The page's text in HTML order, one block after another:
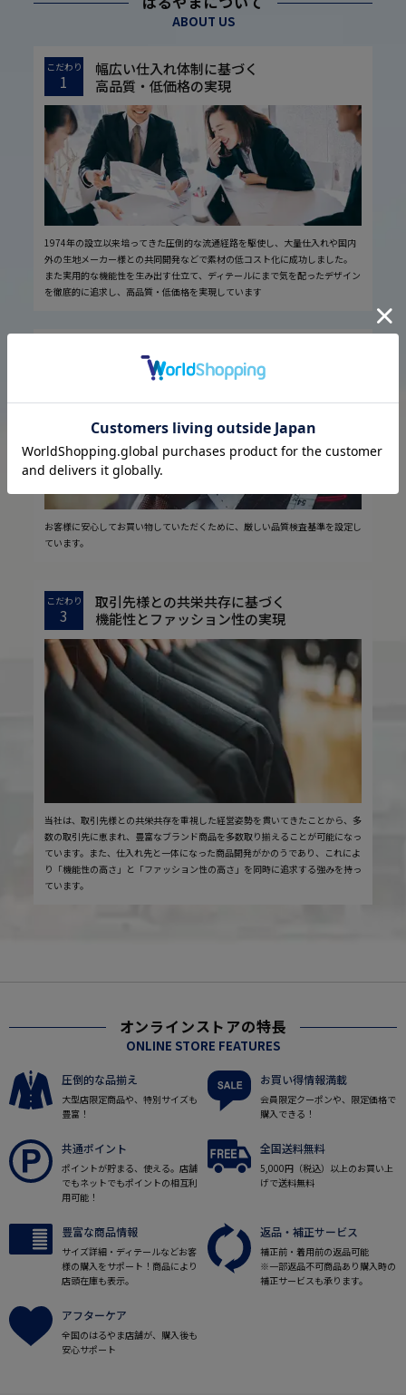
ABOUT US
こだわり
1
幅広い仕入れ体制に基づく
高品質・低価格の実現
1974年の設立以来培ってきた圧倒的な流通経路を駆使し、大量仕入れや国内
外の生地メーカー様との共同開発などで素材の低コスト化に成功しました。
また実用的な機能性を生み出す仕立て、ディテールにまで気を配ったデザイン
を徹底的に追求し、高品質・低価格を実現しています
厳しい品質管理体制に基づく
安心の実現
お客様に安心してお買い物していただくために、厳しい品質検査基準を設定し
ています。
こだわり
3
取引先様との共栄共存に基づく
機能性とファッション性の実現
当社は、取引先様との共栄共存を重視した経営姿勢を貫いてきたことから、多
数の取引先に恵まれ、豊富なブランド商品を多数取り揃えることが可能になっ
ています。また、仕入れ先と一体になった商品開発がかのうであり、これによ
り「機能性の高さ」と「ファッション性の高さ」を同時に追求する強みを持っ
ています。
オンラインストアの特長
ONLINE STORE FEATURES
圧倒的な品揃え
大型店限定商品や、特別サイズも
豊富！
お買い得情報満載
会員限定クーポンや、限定価格で
購入できる！
共通ポイント
ポイントが貯まる、使える。店舗
でもネットでもポイントの相互利
用可能！
全国送料無料
5,000円（税込）以上のお買い上
げで送料無料
豊富な商品情報
サイズ詳細・ディテールなどお客
様の購入をサポート！商品により
店頭在庫も表示。
返品・補正サービス
補正前・着用前の返品可能
※一部返品不可商品あり購入時の
補正サービスも承ります。
アフターケア
全国のはるやま店舗が、購入後も
安心サポート